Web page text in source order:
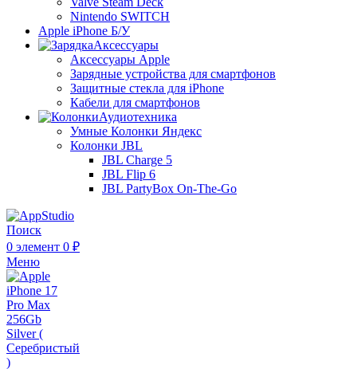
Nintendo SWITCH
Apple iPhone Б/У
Аксессуары
Аксессуары Apple
Зарядные устройства для смартфонов
Защитные стекла для iPhone
Кабели для смартфонов
Аудиотехника
Умные Колонки Яндекс
Колонки JBL
JBL Charge 5
JBL Flip 6
JBL PartyBox On-The-Go
Поиск
0 элемент 0 ₽
Меню